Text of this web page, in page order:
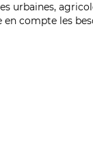
urbaines,
compte les